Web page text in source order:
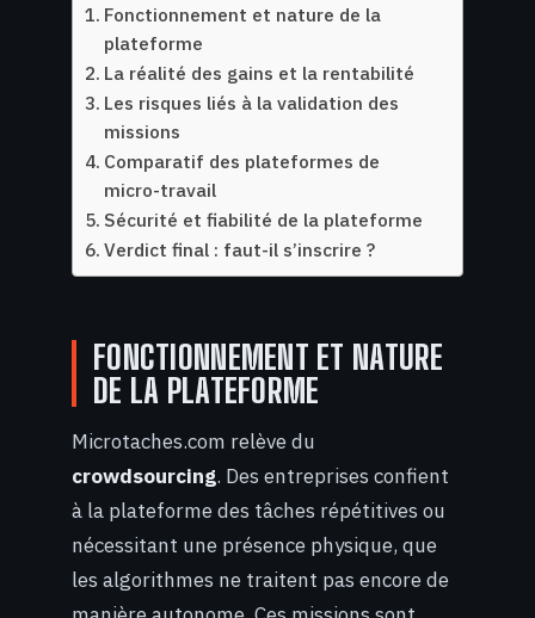
Fonctionnement et nature de la
plateforme
La réalité des gains et la rentabilité
Les risques liés à la validation des
missions
Comparatif des plateformes de
micro-travail
Sécurité et fiabilité de la plateforme
Verdict final : faut-il s’inscrire ?
FONCTIONNEMENT ET NATURE
DE LA PLATEFORME
Microtaches.com relève du
crowdsourcing. Des entreprises confient
à la plateforme des tâches répétitives ou
nécessitant une présence physique, que
les algorithmes ne traitent pas encore de